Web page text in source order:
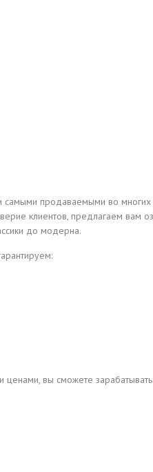
самыми продаваемыми во
клиентов, предлагаем вам
до модерна.
ценами, вы сможете